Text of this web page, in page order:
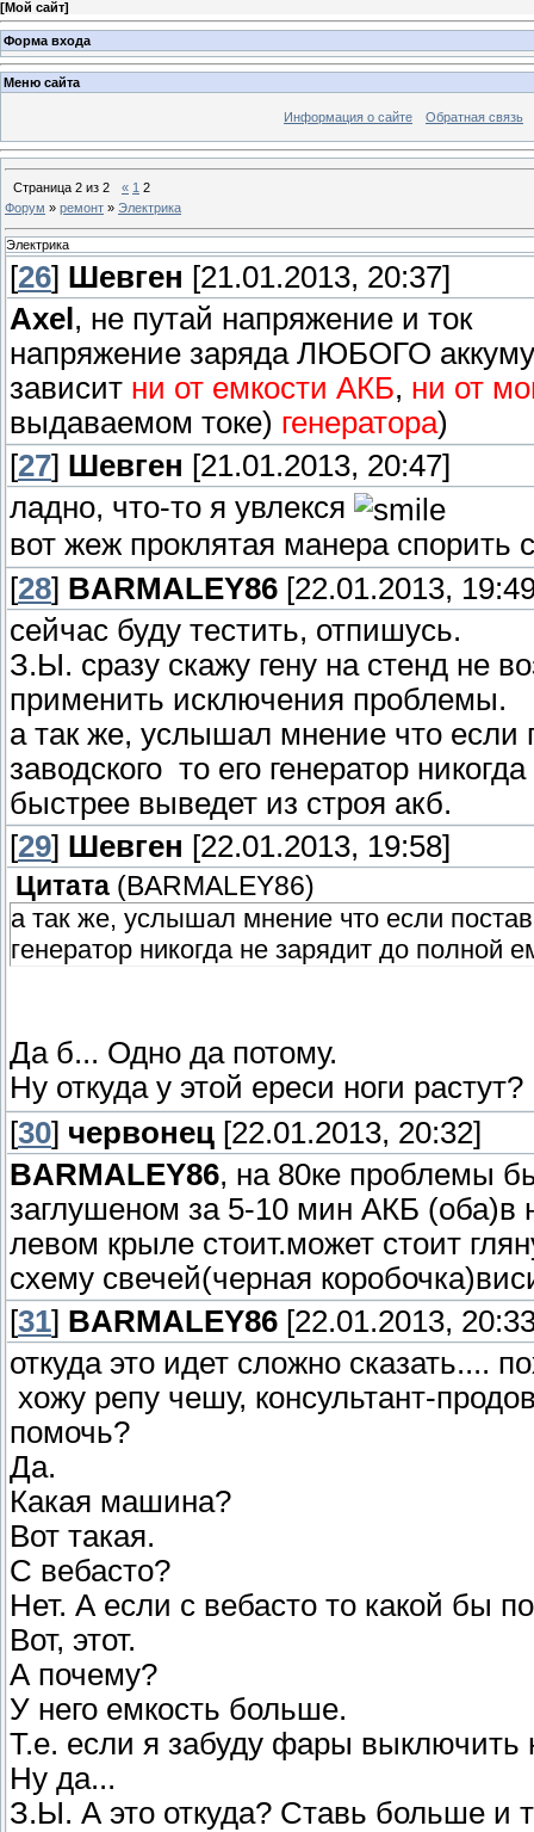
[Мой сайт]
Форма входа
Меню сайта
Информация о сайте Обратная связь
Страница 2 из 2 « 1 2
Форум » ремонт » Электрика
Электрика
[26] Шевген [21.01.2013, 20:37]
Axel , не путай напряжение и ток
напряжение заряда ЛЮБОГО
зависит ни от емкости АКБ, ни от
выдаваемом токе) генератора)
[27] Шевген [21.01.2013, 20:47]
ладно, что-то я увлекся
вот жеж проклятая манера спорить
[28] BARMALEY86 [22.01.2013,
сейчас буду тестить, отпишусь.
З.Ы. сразу скажу гену на стенд не
применить исключения проблемы.
а так же, услышал мнение что
заводского то его генератор
быстрее выведет из строя акб.
[29] Шевген [22.01.2013, 19:58]
Цитата ( BARMALEY86)
а так же, услышал мнение что если
генератор никогда не зарядит до полной
Да б... Одно да потому.
Ну откуда у этой ереси ноги
[30] червонец [22.01.2013, 20:32]
BARMALEY86, на 80ке проблемы
заглушеном за 5-10 мин АКБ (оба)в
левом крыле стоит.может стоит
схему свечей(черная
[31] BARMALEY86 [22.01.2013,
откуда это идет сложно сказать....
хожу репу чешу, консультант-
помочь?
Да.
Какая машина?
Вот такая.
С вебасто?
Нет. А если с вебасто то какой бы
Вот, этот.
А почему?
У него емкость больше.
Т.е. если я забуду фары выключить
Ну да...
З.Ы. А это откуда? Ставь больше и